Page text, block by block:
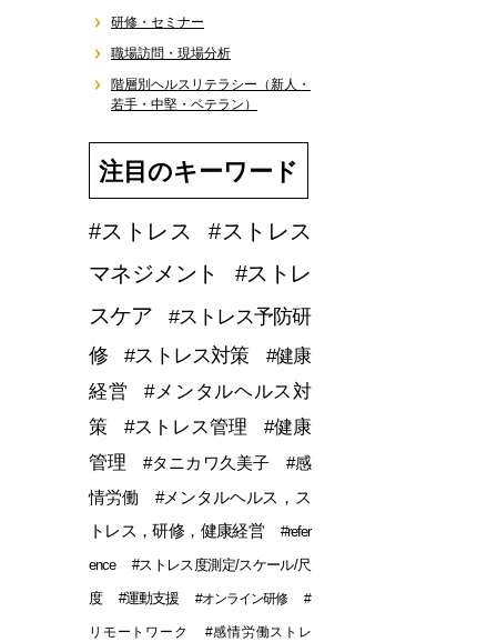
研修・セミナー
職場訪問・現場分析
階層別ヘルスリテラシー（新人・
若手・中堅・ベテラン）
注目のキーワード
#ストレス
#ストレス
マネジメント
#ストレ
スケア
#ストレス予防研
修
#ストレス対策
#健康
経営
#メンタルヘルス対
策
#ストレス管理
#健康
管理
#タニカワ久美子
#感
情労働
#メンタルヘルス，ス
トレス，研修，健康経営
#refer
ence
#ストレス度測定/スケール/尺
度
#運動支援 #オンライン研修 #
リモートワーク #感情労働ストレ